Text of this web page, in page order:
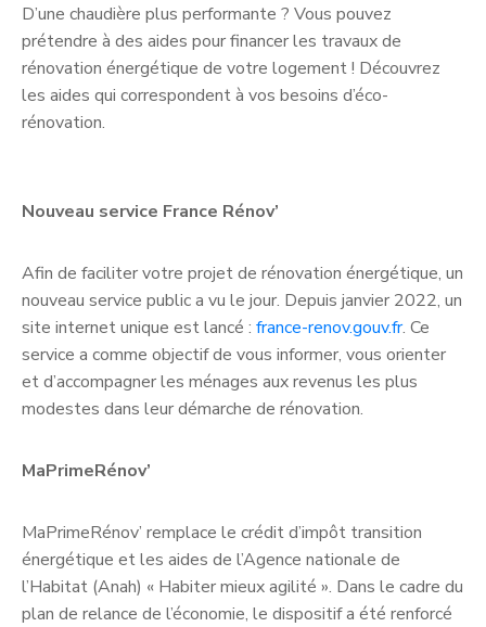
D’une chaudière plus performante ? Vous pouvez
prétendre à des aides pour financer les travaux de
rénovation énergétique de votre logement ! Découvrez
les aides qui correspondent à vos besoins d’éco-
rénovation.
Nouveau service France Rénov’
Afin de faciliter votre projet de rénovation énergétique, un
nouveau service public a vu le jour. Depuis janvier 2022, un
site internet unique est lancé : france-renov.gouv.fr. Ce
service a comme objectif de vous informer, vous orienter
et d’accompagner les ménages aux revenus les plus
modestes dans leur démarche de rénovation.
MaPrimeRénov’
MaPrimeRénov’ remplace le crédit d’impôt transition
énergétique et les aides de l’Agence nationale de
l’Habitat (Anah) « Habiter mieux agilité ». Dans le cadre du
plan de relance de l’économie, le dispositif a été renforcé